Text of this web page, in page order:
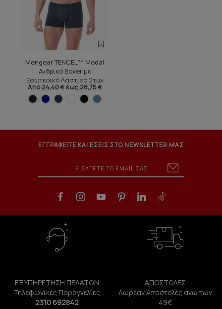
Mengear TENCEL™ Modal
Ανδρικό Boxer με
Εσωτερικό Λάστιχο 2τμχ
Από 24,40 € έως 28,75 €
ΕΓΓΡΑΦΕΙΤΕ ΚΑΙ ΕΣΕΙΣ ΣΤΟ NEWSLETTER ΜΑΣ
ΕΞΥΠΗΡΕΤΗΣΗ ΠΕΛΑΤΩΝ
Τηλεφωνικές Παραγγελίες
2310 692842
ΑΠΟΣΤΟΛΕΣ
Δωρεάν Αποστολές άνω των
49€